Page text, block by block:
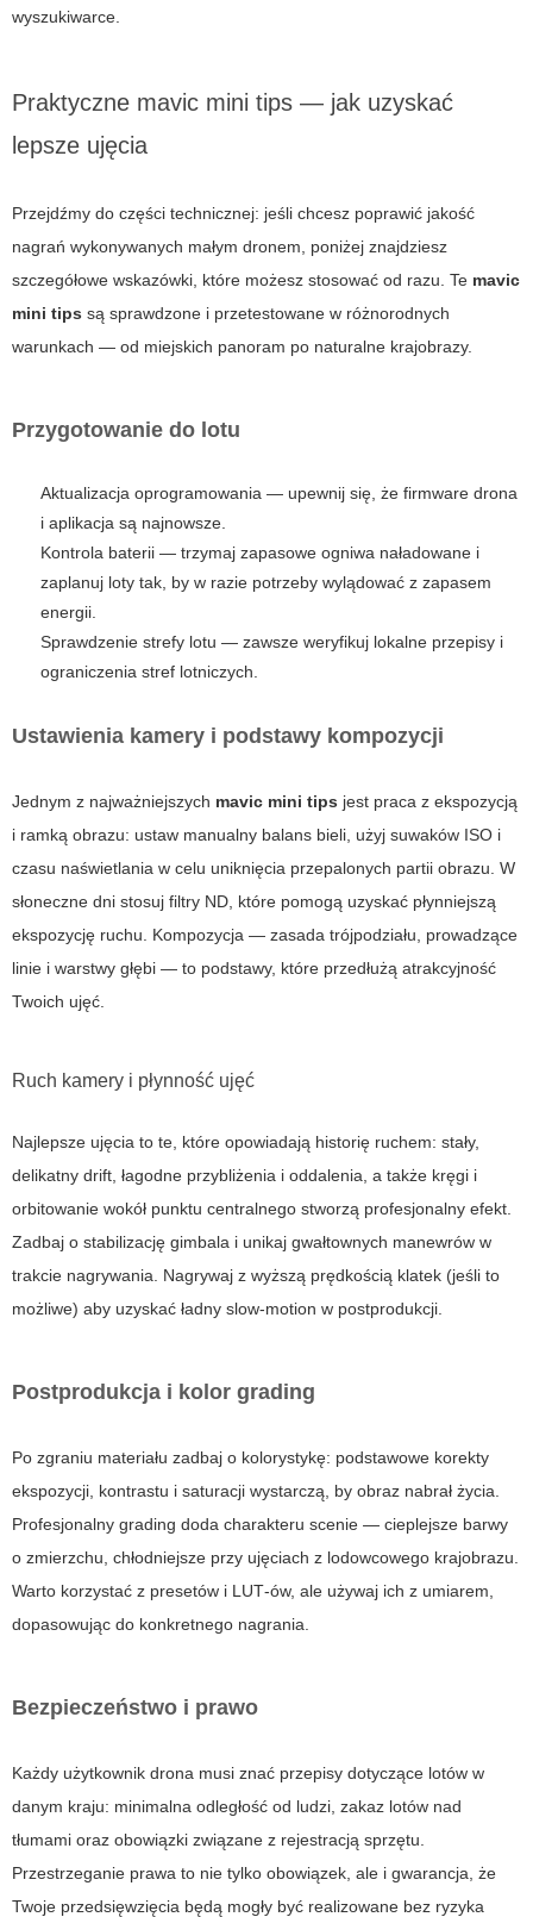
wyszukiwarce.
Praktyczne mavic mini tips — jak uzyskać
lepsze ujęcia
Przejdźmy do części technicznej: jeśli chcesz poprawić jakość
nagrań wykonywanych małym dronem, poniżej znajdziesz
szczegółowe wskazówki, które możesz stosować od razu. Te mavic
mini tips są sprawdzone i przetestowane w różnorodnych
warunkach — od miejskich panoram po naturalne krajobrazy.
Przygotowanie do lotu
Aktualizacja oprogramowania — upewnij się, że firmware drona
i aplikacja są najnowsze.
Kontrola baterii — trzymaj zapasowe ogniwa naładowane i
zaplanuj loty tak, by w razie potrzeby wylądować z zapasem
energii.
Sprawdzenie strefy lotu — zawsze weryfikuj lokalne przepisy i
ograniczenia stref lotniczych.
Ustawienia kamery i podstawy kompozycji
Jednym z najważniejszych mavic mini tips jest praca z ekspozycją
i ramką obrazu: ustaw manualny balans bieli, użyj suwaków ISO i
czasu naświetlania w celu uniknięcia przepalonych partii obrazu. W
słoneczne dni stosuj filtry ND, które pomogą uzyskać płynniejszą
ekspozycję ruchu. Kompozycja — zasada trójpodziału, prowadzące
linie i warstwy głębi — to podstawy, które przedłużą atrakcyjność
Twoich ujęć.
Ruch kamery i płynność ujęć
Najlepsze ujęcia to te, które opowiadają historię ruchem: stały,
delikatny drift, łagodne przybliżenia i oddalenia, a także kręgi i
orbitowanie wokół punktu centralnego stworzą profesjonalny efekt.
Zadbaj o stabilizację gimbala i unikaj gwałtownych manewrów w
trakcie nagrywania. Nagrywaj z wyższą prędkością klatek (jeśli to
możliwe) aby uzyskać ładny slow‑motion w postprodukcji.
Postprodukcja i kolor grading
Po zgraniu materiału zadbaj o kolorystykę: podstawowe korekty
ekspozycji, kontrastu i saturacji wystarczą, by obraz nabrał życia.
Profesjonalny grading doda charakteru scenie — cieplejsze barwy
o zmierzchu, chłodniejsze przy ujęciach z lodowcowego krajobrazu.
Warto korzystać z presetów i LUT‑ów, ale używaj ich z umiarem,
dopasowując do konkretnego nagrania.
Bezpieczeństwo i prawo
Każdy użytkownik drona musi znać przepisy dotyczące lotów w
danym kraju: minimalna odległość od ludzi, zakaz lotów nad
tłumami oraz obowiązki związane z rejestracją sprzętu.
Przestrzeganie prawa to nie tylko obowiązek, ale i gwarancja, że
Twoje przedsięwzięcia będą mogły być realizowane bez ryzyka